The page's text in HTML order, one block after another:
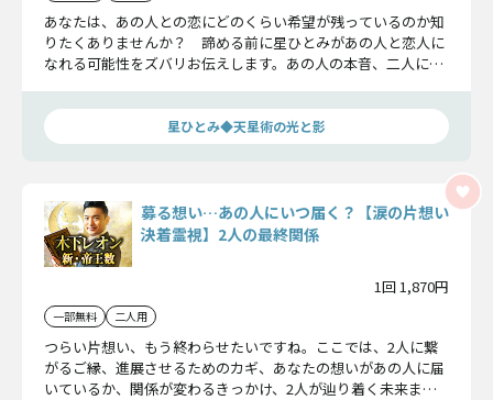
あなたは、あの人との恋にどのくらい希望が残っているのか知
りたくありませんか？ 諦める前に星ひとみがあの人と恋人に
なれる可能性をズバリお伝えします。あの人の本音、二人に訪
星ひとみ◆天星術の光と影
募る想い…あの人にいつ届く？【涙の片想い
決着霊視】2人の最終関係
1回 1,870円
一部無料 二人用
つらい片想い、もう終わらせたいですね。ここでは、2人に繋
がるご縁、進展させるためのカギ、あなたの想いがあの人に届
いているか、関係が変わるきっかけ、2人が辿り着く未来ま